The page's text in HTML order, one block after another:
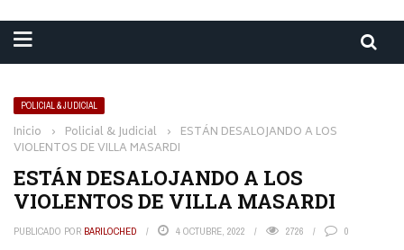
POLICIAL & JUDICIAL
Inicio › Policial & Judicial › ESTÁN DESALOJANDO A LOS
VIOLENTOS DE VILLA MASARDI
ESTÁN DESALOJANDO A LOS
VIOLENTOS DE VILLA MASARDI
PUBLICADO POR BARILOCHED 4 OCTUBRE, 2022 2726 0